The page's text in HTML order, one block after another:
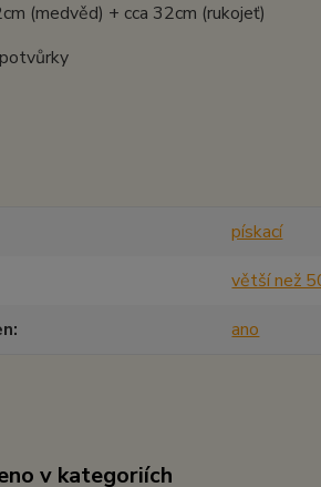
(medvěd) + cca 32cm (rukojeť)
pískací
větší než
ano
v kategoriích